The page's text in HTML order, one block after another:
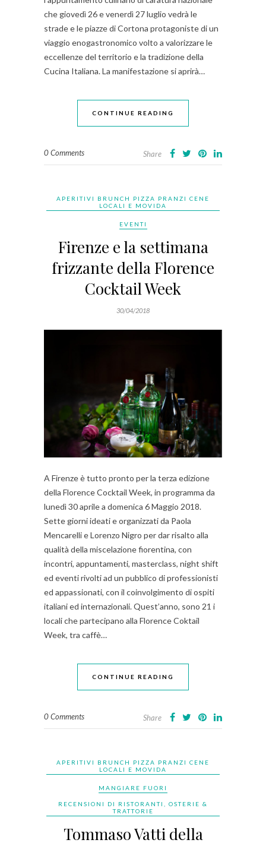
che giovedì 26 e venerdì 27 luglio vedrà le
strade e le piazze di Cortona protagoniste di un
viaggio enogastronomico volto a valorizzare le
eccellenze del territorio e la tradizione della
Cucina Italiana. La manifestazione si aprirà…
CONTINUE READING
0 Comments Share
APERITIVI BRUNCH PIZZA PRANZI CENE
LOCALI E MOVIDA
EVENTI
Firenze e la settimana
frizzante della Florence
Cocktail Week
30/04/2018
A Firenze è tutto pronto per la terza edizione
della Florence Cocktail Week, in programma da
lunedì 30 aprile a domenica 6 Maggio 2018.
Sette giorni ideati e organizzati da Paola
Mencarelli e Lorenzo Nigro per dar risalto alla
qualità della miscelazione fiorentina, con
incontri, appuntamenti, masterclass, night shift
ed eventi rivolti ad un pubblico di professionisti
ed appassionati, con il coinvolgimento di ospiti
italiani ed internazionali. Quest’anno, sono 21 i
locali che partecipano alla Florence Coktail
Week, tra caffè…
CONTINUE READING
0 Comments Share
APERITIVI BRUNCH PIZZA PRANZI CENE
LOCALI E MOVIDA
MANGIARE FUORI
RECENSIONI DI RISTORANTI, OSTERIE &
TRATTORIE
Tommaso Vatti della